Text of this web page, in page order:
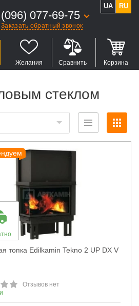
(096) 077-69-75
Заказать обратный звонок
UA RU
Желания Сравнить Корзина
стеклом
топка Edilkamin Tekno 2 UP DX V
Отзывов нет